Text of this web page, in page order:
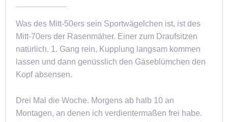
Was des Mitt-50ers sein Sportwägelchen ist, ist des
Mitt-70ers der Rasenmäher. Einer zum Draufsitzen
natürlich. 1. Gang rein, Kupplung langsam kommen
lassen und dann genüsslich den Gäseblümchen den
Kopf absensen.
Drei Mal die Woche. Morgens ab halb 10 an
Montagen, an denen ich verdientermaßen frei habe.